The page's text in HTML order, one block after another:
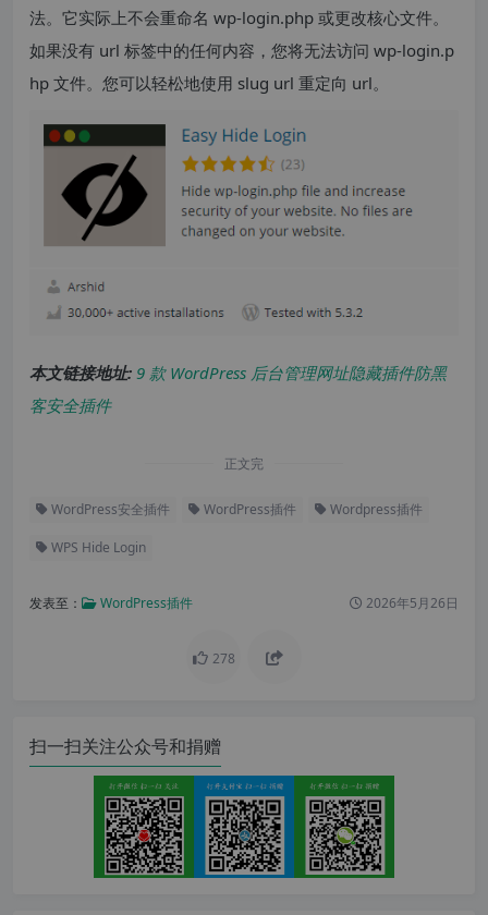
法。它实际上不会重命名 wp-login.php 或更改核心文件。
如果没有 url 标签中的任何内容，您将无法访问 wp-login.p
hp 文件。您可以轻松地使用 slug url 重定向 url。
本文链接地址: 9 款 WordPress 后台管理网址隐藏插件防黑
客安全插件
正文完
WordPress安全插件 WordPress插件 Wordpress插件
WPS Hide Login
发表至： WordPress插件 2026年5月26日
278
扫一扫关注公众号和捐赠